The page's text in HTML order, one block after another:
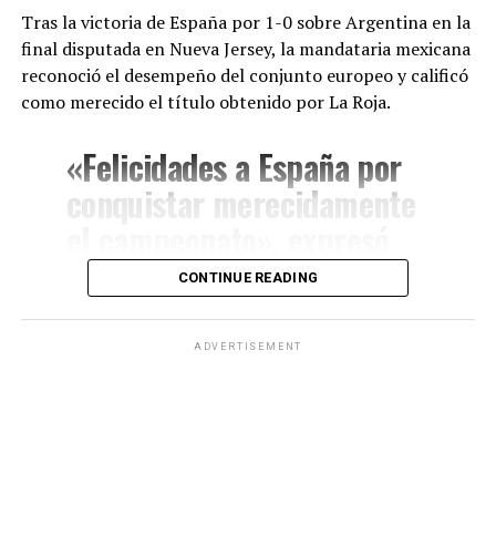
tres mejores ciclistas del Tour y en una de las grandes
promesas del deporte internacional.
Tras la victoria de España por 1-0 sobre Argentina en la
final disputada en Nueva Jersey, la mandataria mexicana
reconoció el desempeño del conjunto europeo y calificó
como merecido el título obtenido por La Roja.
«Felicidades a España por
conquistar merecidamente
Sheinbaum a través de sus
redes sociales.
CONTINUE READING
ADVERTISEMENT